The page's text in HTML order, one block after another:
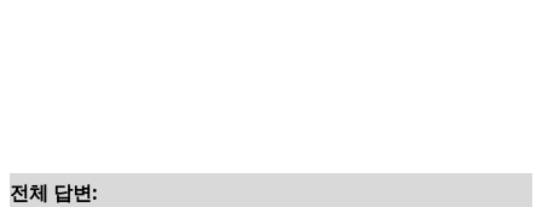
전체 답변: